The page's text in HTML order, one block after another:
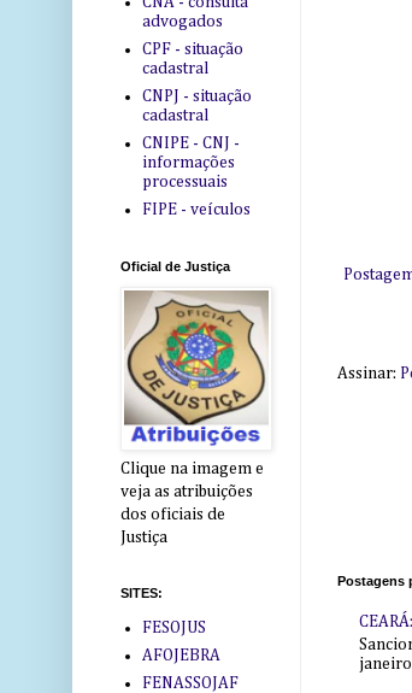
Assinar:
Postagens
advogados
CPF - situação
cadastral
CNPJ - situação
cadastral
CNIPE - CNJ -
informações
processuais
FIPE - veículos
Oficial de Justiça
Clique na imagem e
veja as atribuições
dos oficiais de
Justiça
SITES:
FESOJUS
AFOJEBRA
FENASSOJAF